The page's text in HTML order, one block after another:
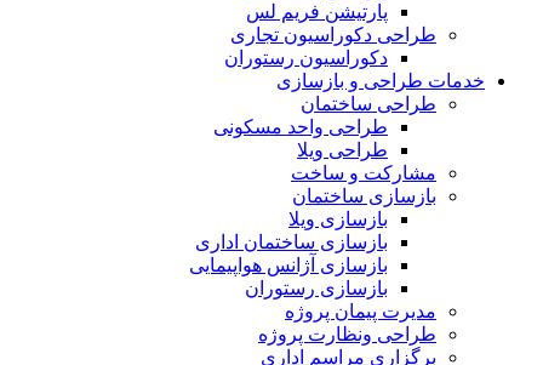
پارتیشن فریم لس
طراحی دکوراسیون تجاری
دکوراسیون رستوران
خدمات طراحی و بازسازی
طراحی ساختمان
طراحی واحد مسکونی
طراحی ویلا
مشارکت و ساخت
بازسازی ساختمان
بازسازی ویلا
بازسازی ساختمان اداری
بازسازی آژانس هواپیمایی
بازسازی رستوران
مدیرت پیمان پروژه
طراحی ونظارت پروژه
برگزاری مراسم اداری